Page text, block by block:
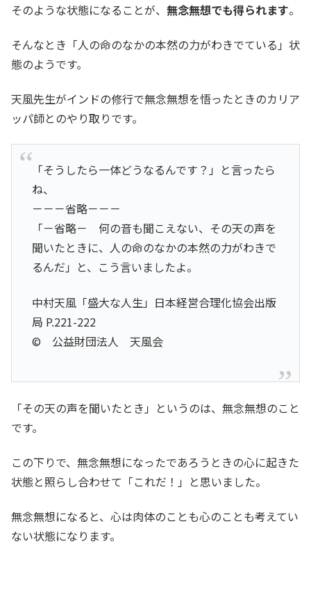
そのような状態になることが、 無念無想でも得られます。
そんなとき「人の命のなかの本然の力がわきでている」状
態のようです。
天風先生がインドの修行で無念無想を悟ったときのカリア
ッパ師とのやり取りです。
「そうしたら一体どうなるんです？」と言ったら
ね、
－－－省略－－－
「－省略－ 何の音も聞こえない、その天の声を
聞いたときに、人の命のなかの本然の力がわきで
るんだ」と、こう言いましたよ。
中村天風「盛大な人生」日本経営合理化協会出版
局 P.221-222
© 公益財団法人 天風会
「その天の声を聞いたとき」というのは、無念無想のこと
です。
この下りで、無念無想になったであろうときの心に起きた
状態と照らし合わせて「これだ！」と思いました。
無念無想になると、心は肉体のことも心のことも考えてい
ない状態になります。